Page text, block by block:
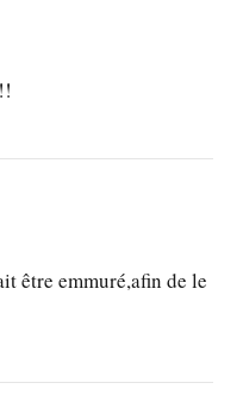
être emmuré,afin de le